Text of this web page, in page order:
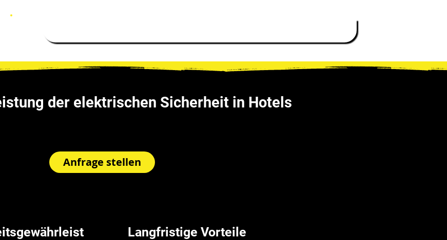
der elektrischen Sicherheit in Hotels
Anfrage stellen
Langfristige Vorteile